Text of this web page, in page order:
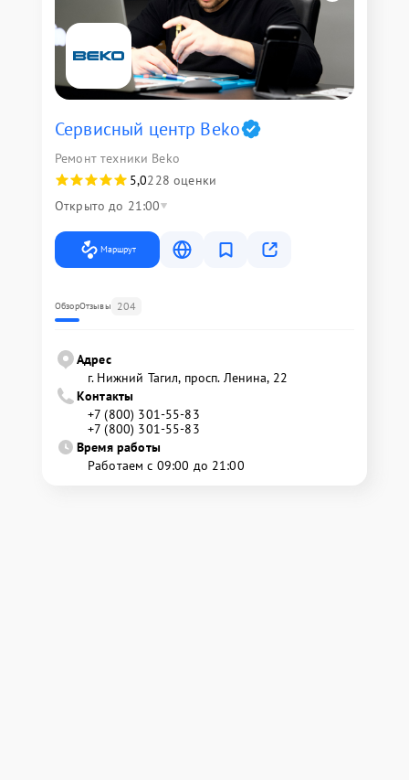
Сервисный центр Beko
Ремонт техники Beko
5,0228 оценки
Открыто до 21:00
Маршрут
ОбзорОтзывы 204
Адрес
г. Нижний Тагил, просп. Ленина, 22
Контакты
+7 (800) 301-55-83
+7 (800) 301-55-83
Время работы
Работаем с 09:00 до 21:00